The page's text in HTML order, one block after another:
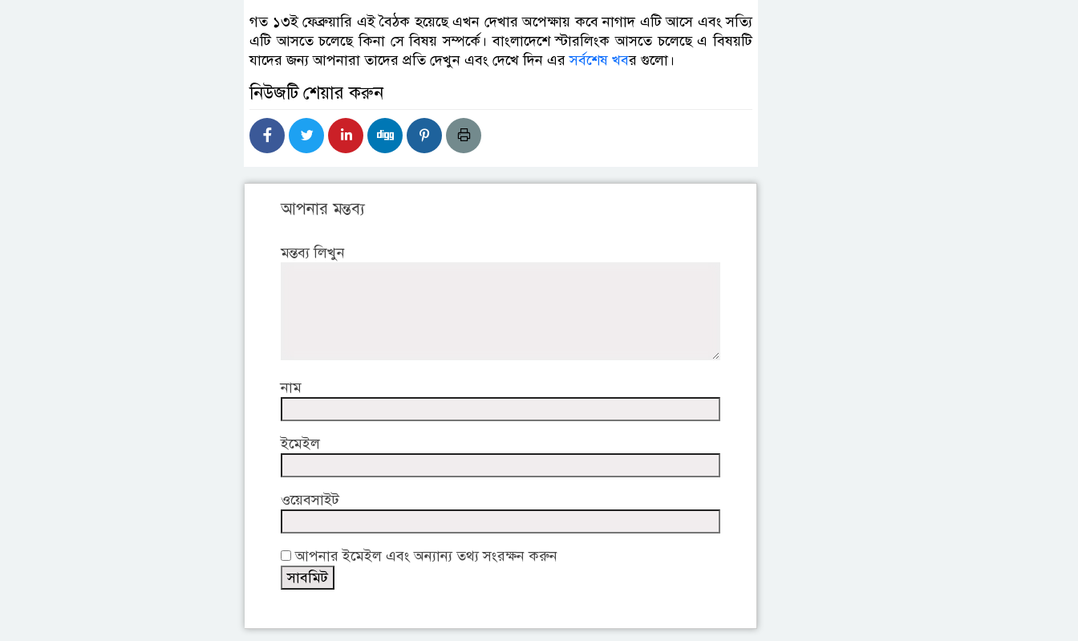
গত ১৩ই ফেব্রুয়ারি এই বৈঠক হয়েছে এখন দেখার অপেক্ষায় কবে নাগাদ এটি আসে এবং সত্যি
এটি আসতে চলেছে কিনা সে বিষয় সম্পর্কে। বাংলাদেশে স্টারলিংক আসতে চলেছে এ বিষয়টি
যাদের জন্য আপনারা তাদের প্রতি দেখুন এবং দেখে দিন এরসর্বশেষ খবর গুলো।
নিউজটি শেয়ার করুন
আপনার মন্তব্য
মন্তব্য লিখুন
নাম
ইমেইল
ওয়েবসাইট
আপনার ইমেইল এবং অন্যান্য তথ্য সংরক্ষন করুন